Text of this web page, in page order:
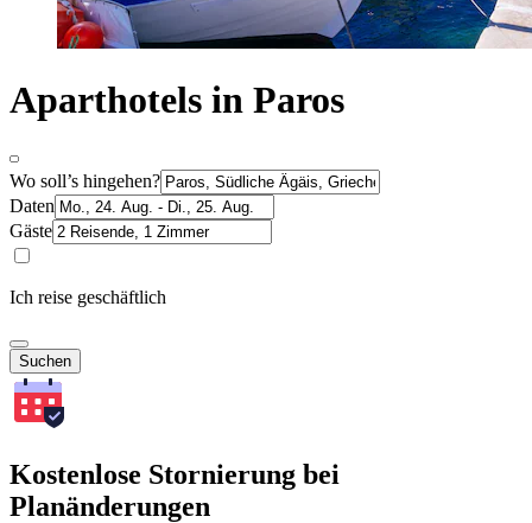
Aparthotels in Paros
Wo soll’s hingehen?
Daten
Gäste
Ich reise geschäftlich
Suchen
Kostenlose Stornierung bei
Planänderungen